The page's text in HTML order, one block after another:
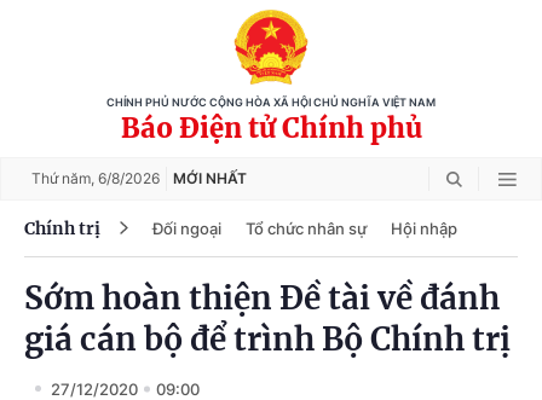
CHÍNH PHỦ NƯỚC CỘNG HÒA XÃ HỘI CHỦ NGHĨA VIỆT NAM
Báo Điện tử Chính phủ
Thứ năm, 6/8/2026 MỚI NHẤT
Chính trị Đối ngoại Tổ chức nhân sự Hội nhập
Sớm hoàn thiện Đề tài về đánh
giá cán bộ để trình Bộ Chính trị
27/12/2020 09:00